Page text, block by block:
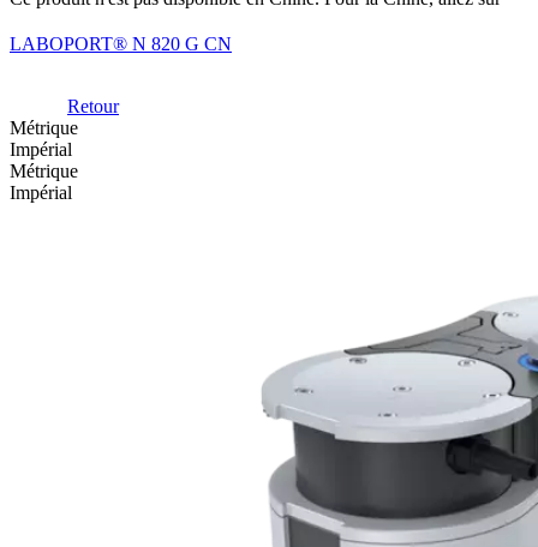
LABOPORT® N 820 G CN
Retour
Métrique
Impérial
Métrique
Impérial